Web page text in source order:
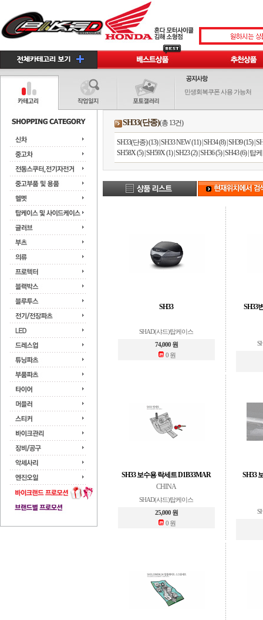
민생회복쿠폰 사용 가능처
SH33(단종)(총 13건)
SH33(단종) (13)|SH33 NEW (11)|SH34 (8)|SH39 (15)|
SH58X (5)|SH59X (1)|SH23 (2)|SH36 (5)|SH43 (6)| 탑
SH33
SHAD(샤드)탑케이스
74,000 원
0 원
SH33
SH33 보수용 락세트 D1B33MAR
CHINA
SHAD(샤드)탑케이스
25,000 원
0 원
SH33